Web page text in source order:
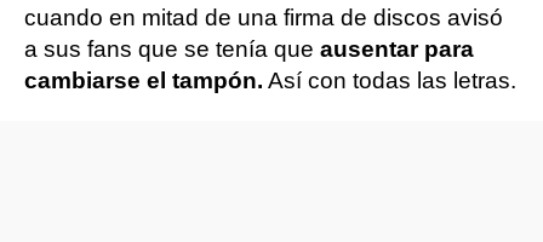
cuando en mitad de una firma de discos avisó
a sus fans que se tenía que ausentar para
cambiarse el tampón. Así con todas las letras.